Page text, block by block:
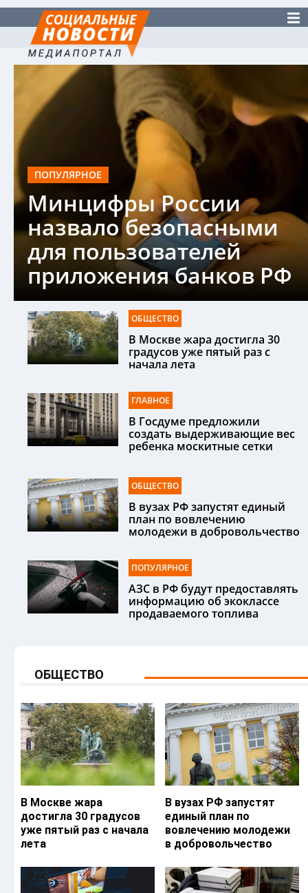
ПОПУЛЯРНОЕ
Минцифры России
назвало безопасными
для пользователей
приложения банков РФ
ОБЩЕСТВО
В Москве жара достигла 30
градусов уже пятый раз с
начала лета
ГЛАВНОЕ
В Госдуме предложили
создать выдерживающие вес
ребенка москитные сетки
ОБЩЕСТВО
В вузах РФ запустят единый
план по вовлечению
молодежи в добровольчество
ПОПУЛЯРНОЕ
АЗС в РФ будут предоставлять
информацию об экоклассе
продаваемого топлива
ОБЩЕСТВО
В Москве жара
достигла 30 градусов
уже пятый раз с начала
лета
В вузах РФ запустят
единый план по
вовлечению молодежи
в добровольчество